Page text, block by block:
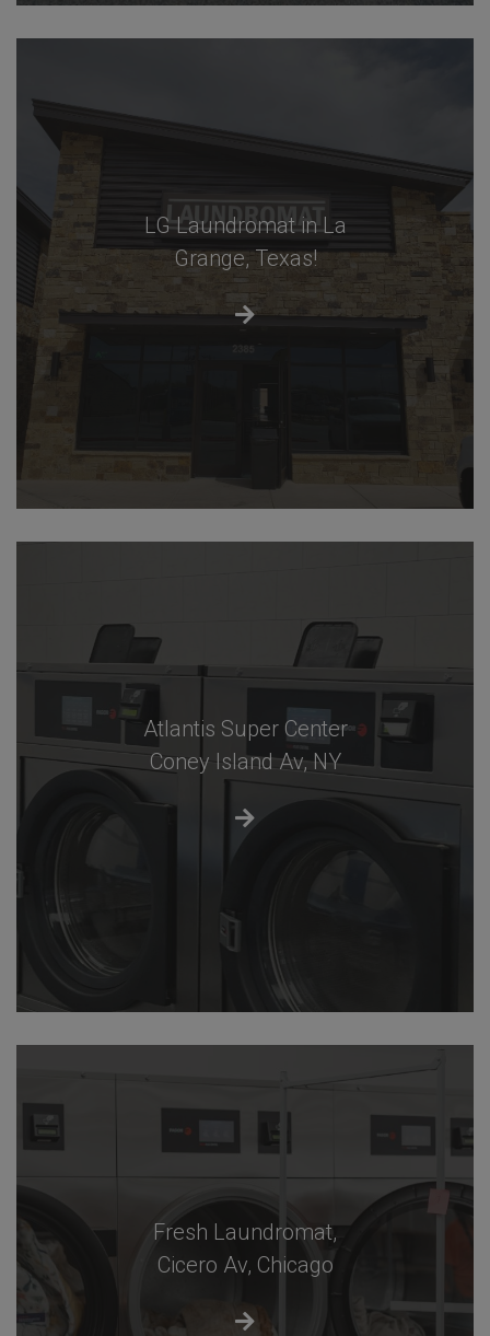
LG Laundromat in La
Grange, Texas!
Atlantis Super Center
Coney Island Av, NY
Fresh Laundromat,
Cicero Av, Chicago